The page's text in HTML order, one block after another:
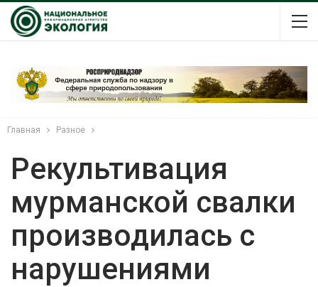
Главная Разное
Рекультивация
мурманской свалки
производилась с
нарушениями